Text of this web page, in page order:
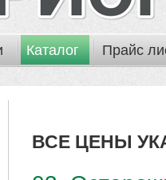
Каталог Прайс
ВСЕ ЦЕНЫ